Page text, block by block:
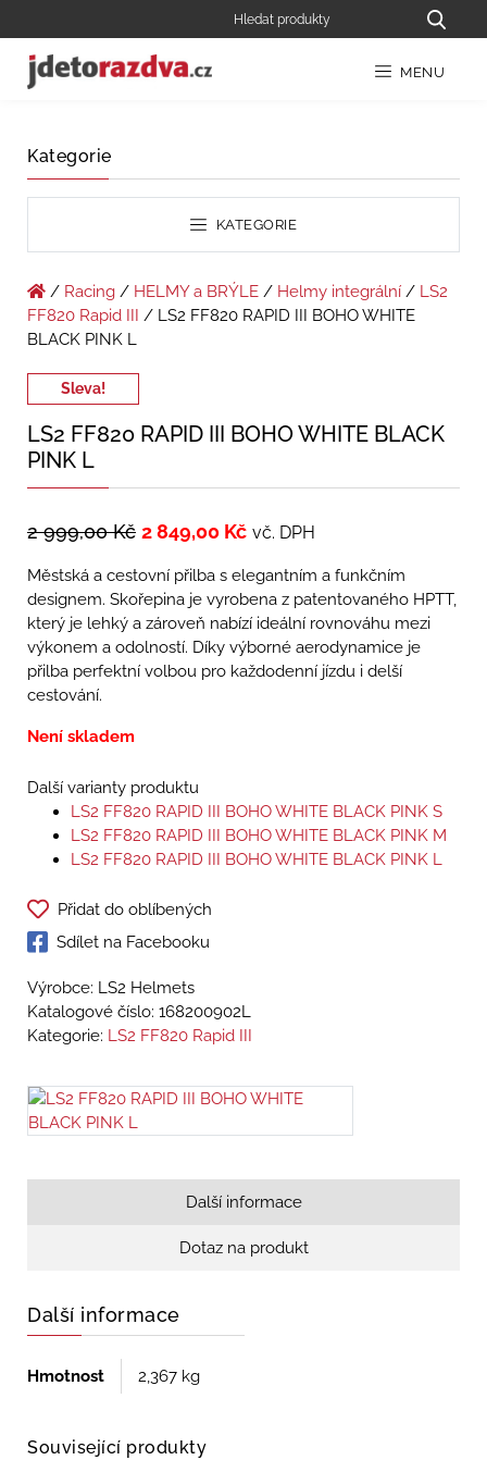
MENU
Kategorie
KATEGORIE
/ Racing / HELMY a BRÝLE / Helmy integrální / LS2
FF820 Rapid III
/ LS2 FF820 RAPID III BOHO WHITE
BLACK PINK L
Sleva!
LS2 FF820 RAPID III BOHO WHITE BLACK
PINK L
2 999,00Kč 2 849,00 Kč vč. DPH
Městská a cestovní přilba s elegantním a funkčním
designem. Skořepina je vyrobena z patentovaného HPTT,
který je lehký a zároveň nabízí ideální rovnováhu mezi
výkonem a odolností. Díky výborné aerodynamice je
přilba perfektní volbou pro každodenní jízdu i delší
cestování.
Není skladem
Další varianty produktu
LS2 FF820 RAPID III BOHO WHITE BLACK PINK S
LS2 FF820 RAPID III BOHO WHITE BLACK PINK M
LS2 FF820 RAPID III BOHO WHITE BLACK PINK L
Přidat do oblíbených
Sdílet na Facebooku
Výrobce: LS2 Helmets
Katalogové číslo: 168200902L
Kategorie: LS2 FF820 Rapid III
Další informace
Dotaz na produkt
Další informace
Hmotnost 2,367 kg
Související produkty